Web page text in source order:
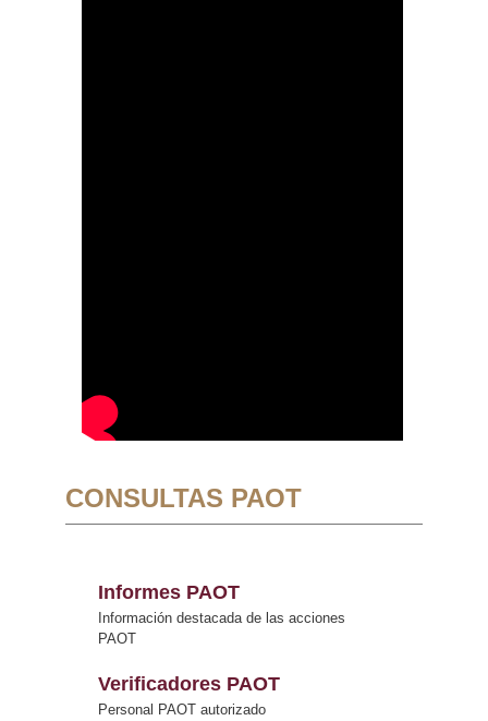
CONSULTAS PAOT
Informes PAOT
Información destacada de las acciones
PAOT
Verificadores PAOT
Personal PAOT autorizado